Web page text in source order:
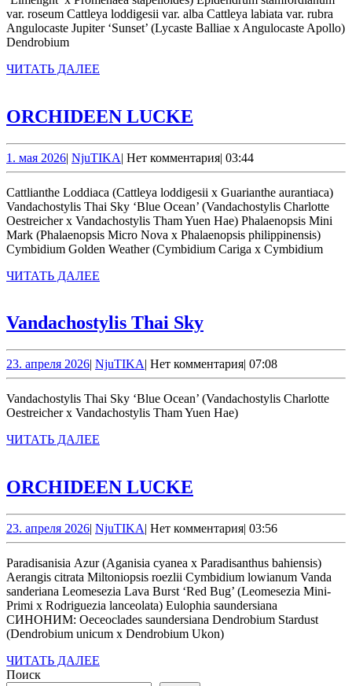
var. roseum Cattleya loddigesii var. alba Cattleya labiata var. rubra
Angulocaste Jupiter ‘Sunset’ (Lycaste Balliae x Angulocaste Apollo)
Dendrobium
ЧИТАТЬ ДАЛЕЕ
ORCHIDEEN LUCKE
1. мая 20261.
мая
2026
| NjuTIKANjuTIKA
| Нет комментария| 03:44
Cattlianthe Loddiaca (Cattleya loddigesii x Guarianthe aurantiaca)
Vandachostylis Thai Sky ‘Blue Ocean’ (Vandachostylis Charlotte
Oestreicher x Vandachostylis Tham Yuen Hae) Phalaenopsis Mini
Mark (Phalaenopsis Micro Nova x Phalaenopsis philippinensis)
Cymbidium Golden Weather (Cymbidium Cariga x Cymbidium
ЧИТАТЬ ДАЛЕЕ
Vandachostylis Thai SkyVandachostylis
Sky
23. апреля 202623.
апреля
2026
| NjuTIKANjuTIKA
| Нет комментария| 07:08
Vandachostylis Thai Sky ‘Blue Ocean’ (Vandachostylis Charlotte
Oestreicher x Vandachostylis Tham Yuen Hae)
ЧИТАТЬ ДАЛЕЕ
ORCHIDEEN LUCKE
23. апреля 202623.
апреля
2026
| NjuTIKANjuTIKA
| Нет комментария| 03:56
Paradisanisia Azur (Aganisia cyanea x Paradisanthus bahiensis)
Aerangis citrata Miltoniopsis roezlii Cymbidium lowianum Vanda
sanderiana Leomesezia Lava Burst ‘Red Bug’ (Leomesezia Mini-
Primi x Rodriguezia lanceolata) Eulophia saundersiana
СИНОНИМ: Oeceoclades saundersiana Dendrobium Stardust
(Dendrobium unicum x Dendrobium Ukon)
ЧИТАТЬ ДАЛЕЕ
Поиск